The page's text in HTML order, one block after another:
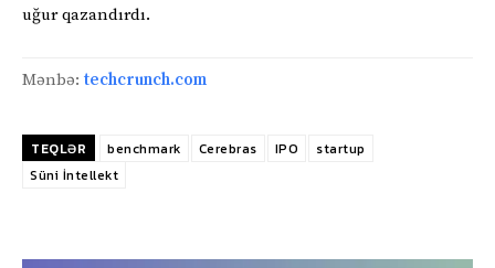
uğur qazandırdı.
Mənbə: techcrunch.com
TEQLƏR benchmark Cerebras IPO
startup
Süni İntellekt